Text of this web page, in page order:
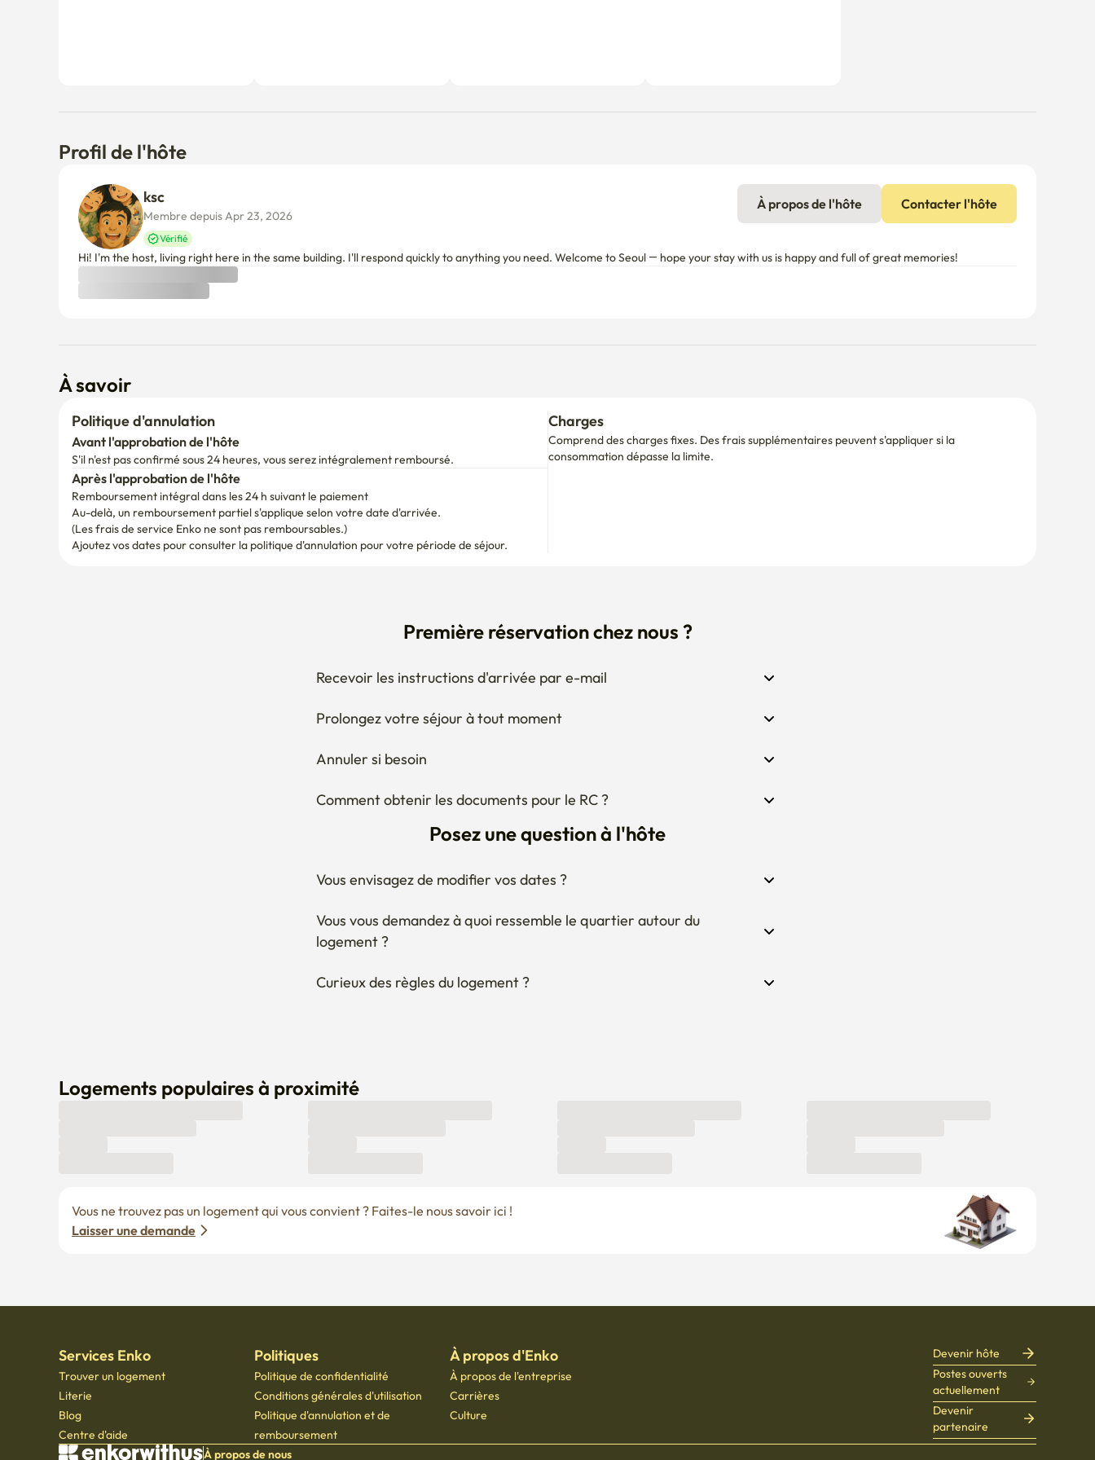
Profil de l'hôte
Membre depuis Apr 23, 2026
Vérifié
À propos de l'hôte Contacter l'hôte
Hi! I'm the host, living right here in the same building. I'll respond quickly to anything you need. Welcome to Seoul — hope your stay with us is happy and full of great memories!
À savoir
Politique d'annulation
Avant l'approbation de l'hôte
S'il n'est pas confirmé sous 24 heures, vous serez intégralement remboursé.
Après l'approbation de l'hôte
Remboursement intégral dans les 24 h suivant le paiement
Au-delà, un remboursement partiel s'applique selon votre date d'arrivée.
(Les frais de service Enko ne sont pas remboursables.)
Ajoutez vos dates pour consulter la politique d'annulation pour votre période de séjour.
Charges
Comprend des charges fixes. Des frais supplémentaires peuvent s'appliquer si la
consommation dépasse la limite.
Première réservation chez nous ?
Recevoir les instructions d'arrivée par e-mail
Prolongez votre séjour à tout moment
Annuler si besoin
Comment obtenir les documents pour le RC ?
Posez une question à l'hôte
Vous envisagez de modifier vos dates ?
Vous vous demandez à quoi ressemble le quartier autour du
logement ?
Curieux des règles du logement ?
Logements populaires à proximité
Vous ne trouvez pas un logement qui vous convient ? Faites-le nous savoir ici !
Laisser une demande
Services Enko
Trouver un logement
Literie
Blog
Centre d'aide
Politiques
Politique de confidentialité
Conditions générales d'utilisation
Politique d'annulation et de
remboursement
À propos d'Enko
À propos de l'entreprise
Carrières
Culture
Devenir hôte
Postes ouverts
actuellement
Devenir
partenaire
À propos de nous